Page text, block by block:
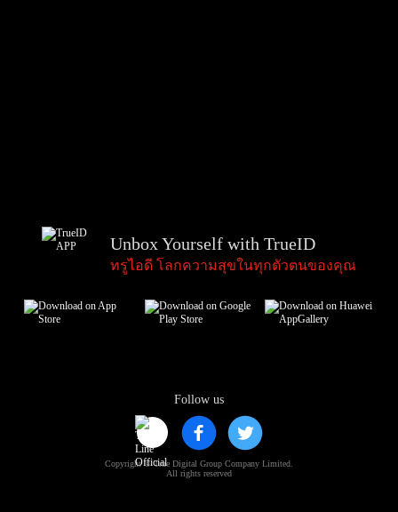
Follow us
Copyright © True Digital Group Company Limited.
All rights reserved
Unbox Yourself with TrueID
ทรูไอดี โลกความสุขในทุกตัวตนของคุณ